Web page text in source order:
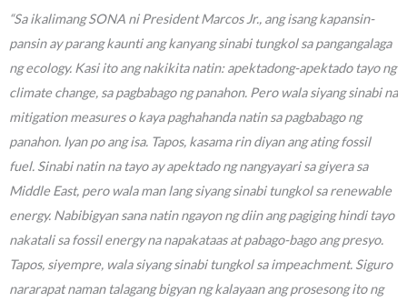
“Sa ikalimang SONA ni President Marcos Jr., ang isang kapansin-
pansin ay parang kaunti ang kanyang sinabi tungkol sa pangangalaga
ng ecology. Kasi ito ang nakikita natin: apektadong-apektado tayo ng
climate change, sa pagbabago ng panahon. Pero wala siyang sinabi na
mitigation measures o kaya paghahanda natin sa pagbabago ng
panahon. Iyan po ang isa. Tapos, kasama rin diyan ang ating fossil
fuel. Sinabi natin na tayo ay apektado ng nangyayari sa giyera sa
Middle East, pero wala man lang siyang sinabi tungkol sa renewable
energy. Nabibigyan sana natin ngayon ng diin ang pagiging hindi tayo
nakatali sa fossil energy na napakataas at pabago-bago ang presyo.
Tapos, siyempre, wala siyang sinabi tungkol sa impeachment. Siguro
nararapat naman talagang bigyan ng kalayaan ang prosesong ito ng